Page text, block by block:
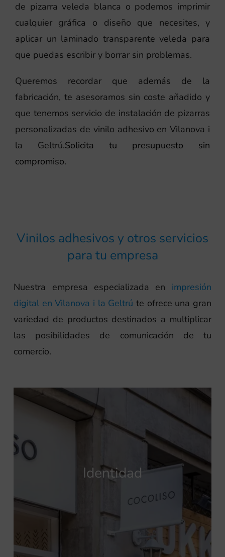
de pizarra veleda blanca o podemos imprimir
cualquier gráfica o diseño que necesites, y
aplicar un laminado transparente veleda para
que puedas escribir y borrar sin problemas.
Queremos recordar que además de la
fabricación, te asesoramos sin coste añadido y
que tenemos servicio de instalación de pizarras
personalizadas de vinilo adhesivo en Vilanova i
la Geltrú.Solicita tu presupuesto sin
compromiso.
Vinilos adhesivos y otros servicios
para tu empresa
Nuestra empresa especializada en impresión
digital en Vilanova i la Geltrú te ofrece una gran
variedad de productos destinados a multiplicar
las posibilidades de comunicación de tu
comercio.
Identidad